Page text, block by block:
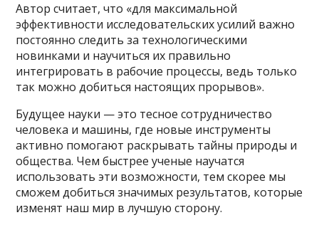
Автор считает, что «для максимальной
эффективности исследовательских усилий важно
постоянно следить за технологическими
новинками и научиться их правильно
интегрировать в рабочие процессы, ведь только
так можно добиться настоящих прорывов».
Будущее науки — это тесное сотрудничество
человека и машины, где новые инструменты
активно помогают раскрывать тайны природы и
общества. Чем быстрее ученые научатся
использовать эти возможности, тем скорее мы
сможем добиться значимых результатов, которые
изменят наш мир в лучшую сторону.